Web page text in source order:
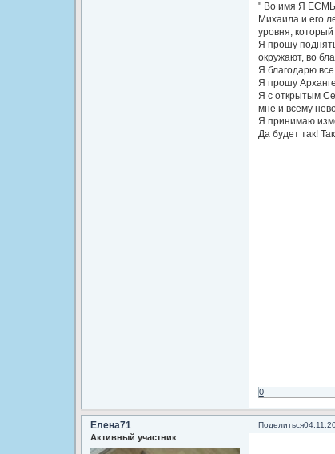
" Во имя Я ЕСМЬ
Михаила и его
уровня,
Я прошу
окружают, во
Я благодарю
Я прошу
Я с открытым
мне и всему
Я принимаю
Да будет так!
0
Поделиться
Елена71
Активный участник